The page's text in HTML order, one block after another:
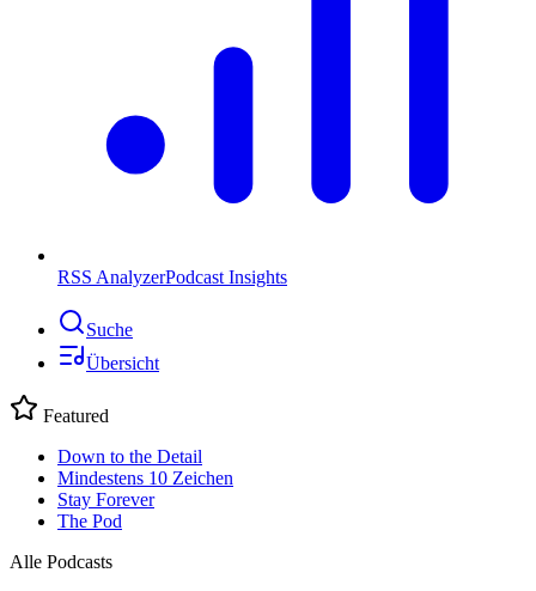
RSS AnalyzerPodcast Insights
Suche
Übersicht
Featured
Down to the Detail
Mindestens 10 Zeichen
Stay Forever
The Pod
Alle Podcasts